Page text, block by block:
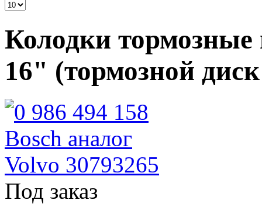
Колодки тормозные
16" (тормозной
Под заказ